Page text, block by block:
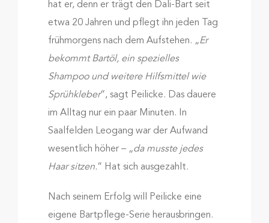
hat er, denn er trägt den Dali-Bart seit
etwa 20 Jahren und pflegt ihn jeden Tag
frühmorgens nach dem Aufstehen. „Er
bekommt Bartöl, ein spezielles
Shampoo und weitere Hilfsmittel wie
Sprühkleber“, sagt Peilicke. Das dauere
im Alltag nur ein paar Minuten. In
Saalfelden Leogang war der Aufwand
wesentlich höher – „da musste jedes
Haar sitzen.“ Hat sich ausgezahlt.
Nach seinem Erfolg will Peilicke eine
eigene Bartpflege-Serie herausbringen.